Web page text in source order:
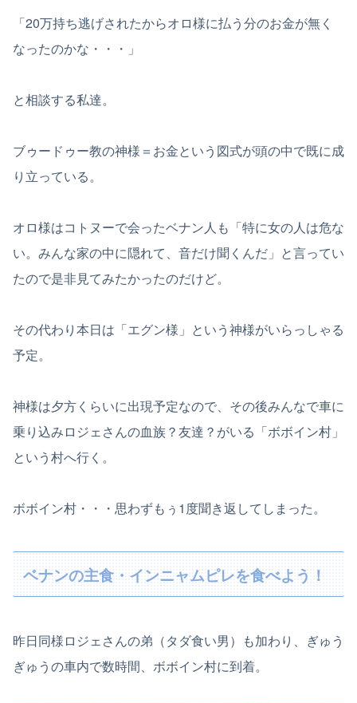
「20万持ち逃げされたからオロ様に払う分のお金が無く
なったのかな・・・」
と相談する私達。
ブゥードゥー教の神様＝お金という図式が頭の中で既に成
り立っている。
オロ様はコトヌーで会ったベナン人も「特に女の人は危な
い。みんな家の中に隠れて、音だけ聞くんだ」と言ってい
たので是非見てみたかったのだけど。
その代わり本日は「エグン様」という神様がいらっしゃる
予定。
神様は夕方くらいに出現予定なので、その後みんなで車に
乗り込みロジェさんの血族？友達？がいる「ボボイン村」
という村へ行く。
ボボイン村・・・思わずもぅ1度聞き返してしまった。
ベナンの主食・インニャムピレを食べよう！
昨日同様ロジェさんの弟（タダ食い男）も加わり、ぎゅう
ぎゅうの車内で数時間、ボボイン村に到着。